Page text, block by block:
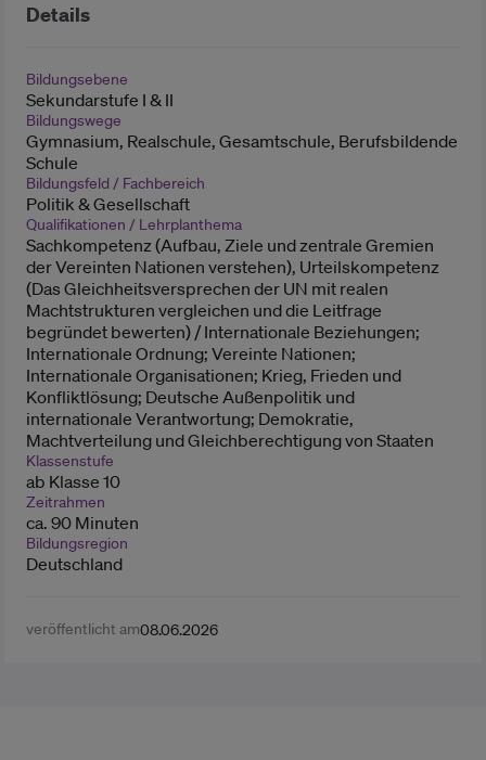
Details
Bildungsebene
Sekundarstufe I & II
Bildungswege
Gymnasium, Realschule, Gesamtschule, Berufsbildende
Schule
Bildungsfeld / Fachbereich
Politik & Gesellschaft
Qualifikationen / Lehrplanthema
Sachkompetenz (Aufbau, Ziele und zentrale Gremien
der Vereinten Nationen verstehen), Urteilskompetenz
(Das Gleichheitsversprechen der UN mit realen
Machtstrukturen vergleichen und die Leitfrage
begründet bewerten) / Internationale Beziehungen;
Internationale Ordnung; Vereinte Nationen;
Internationale Organisationen; Krieg, Frieden und
Konfliktlösung; Deutsche Außenpolitik und
internationale Verantwortung; Demokratie,
Machtverteilung und Gleichberechtigung von Staaten
Klassenstufe
ab Klasse 10
Zeitrahmen
ca. 90 Minuten
Bildungsregion
Deutschland
veröffentlicht am08.06.2026